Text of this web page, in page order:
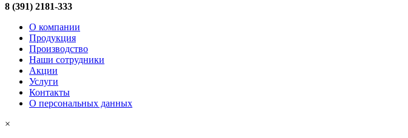
8 (391) 2181-333
О компании
Продукция
Производство
Наши сотрудники
Акции
Услуги
Контакты
О персональных данных
×